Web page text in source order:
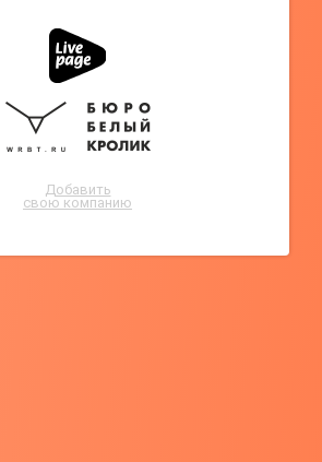
Добавить
свою компанию